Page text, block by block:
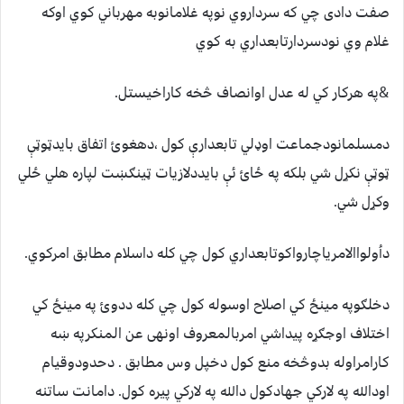
صفت دادی چي که سرداروي نوپه غلامانوبه مهرباني کوي اوکه
غلام وي نودسردارتابعداري به کوي
&په هرکار کي له عدل اوانصاف څخه کاراخيستل.
دمسلمانودجماعت اوډلي تابعدارې کول ،دهغوئ اتفاق بايدټوټې
ټوټې نکړل شي بلکه په ځائ ئې بايددلازيات ټينګښت لپاره هلي ځلي
وکړل شي.
داُولواالامرياچارواکوتابعداري کول چي کله داسلام مطابق امرکوي.
دخلګوپه مينځ کي اصلاح اوسوله کول چي کله ددوئ په مينځ کي
اختلاف اوجګړه پيداشي امربالمعروف اونهی عن المنکرپه ښه
کارامراوله بدوڅخه منع کول دخپل وس مطابق . دحدودوقيام
اودالله په لارکي جهادکول دالله په لارکي پيره کول. دامانت ساتنه